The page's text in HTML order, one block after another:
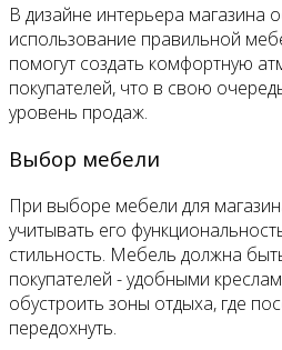
В дизайне интерьера магазина
использование правильной
помогут создать комфортную
покупателей, что в свою
уровень продаж.
Выбор мебели
При выборе мебели для
учитывать его
стильность. Мебель должна
покупателей - удобными
обустроить зоны отдыха, где
передохнуть.